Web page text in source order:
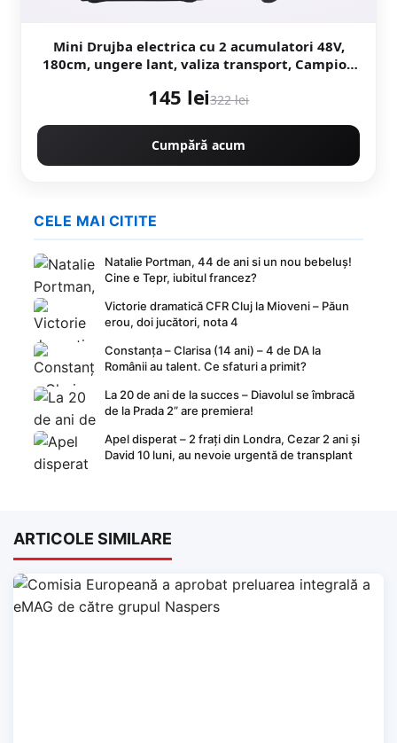
Mini Drujba electrica cu 2 acumulatori 48V,
180cm, ungere lant, valiza transport, Campion
145 lei322 lei
Cumpără acum
CELE MAI CITITE
Natalie Portman, 44 de ani si un nou bebeluș!
Cine e Tepr, iubitul francez?
Victorie dramatică CFR Cluj la Mioveni – Păun
erou, doi jucători, nota 4
Constanța – Clarisa (14 ani) – 4 de DA la
Românii au talent. Ce sfaturi a primit?
La 20 de ani de la succes – Diavolul se îmbracă
de la Prada 2” are premiera!
Apel disperat – 2 frați din Londra, Cezar 2 ani și
David 10 luni, au nevoie urgentă de transplant
ARTICOLE SIMILARE